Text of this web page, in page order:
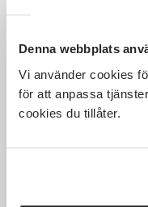
Denna webbplats
Vi använder cookies
för att anpassa
cookies du tillåter.